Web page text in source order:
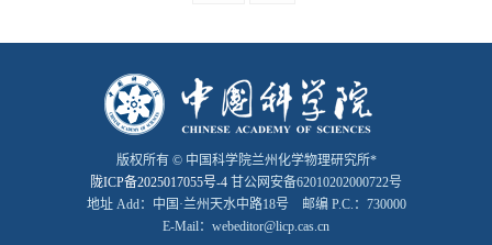
版权所有 © 中国科学院兰州化学物理研究所*
陇ICP备2025017055号-4 甘公网安备62010202000722号
地址 Add：中国·兰州天水中路18号 邮编 P.C.：730000
E-Mail：webeditor@licp.cas.cn